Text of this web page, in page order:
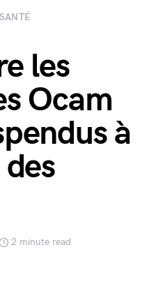
les
Ocam
à
2 minute read